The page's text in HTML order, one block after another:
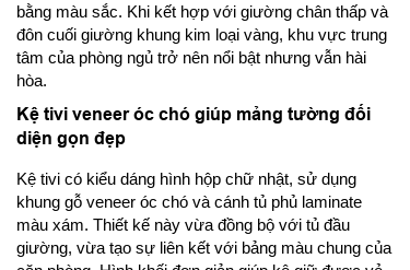
bằng màu sắc. Khi kết hợp với giường chân thấp và
đôn cuối giường khung kim loại vàng, khu vực trung
tâm của phòng ngủ trở nên nổi bật nhưng vẫn hài
hòa.
Kệ tivi veneer óc chó giúp mảng tường đối
diện gọn đẹp
Kệ tivi có kiểu dáng hình hộp chữ nhật, sử dụng
khung gỗ veneer óc chó và cánh tủ phủ laminate
màu xám. Thiết kế này vừa đồng bộ với tủ đầu
giường, vừa tạo sự liên kết với bảng màu chung của